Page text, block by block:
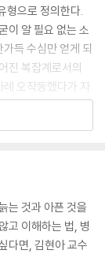
을 받기보다는 오
봅니다.
.은둔 청년」 중에
는데, 이 병을 잘 이
니다. 제가 경험한
가족 간의 불화, 직
에서
이 유난히 더 짧은
가 나쁘다고 생각
서
형으로 정의한다.
이 알 필요 없는 소
득 수심만 얻게 되
진 복잡계로서의
오작동했다가 자
수준을 넘어갈 때
바 ‘첨단장비’와
, 오늘날 병원에서
다고 꼬집는다.
서 적잖은 폐해를
낌과 증상을 호소
검사의 수렁에 빠
는 것과 아픈 것을
고 이해하는 법, 병
다면, 김현아 교수